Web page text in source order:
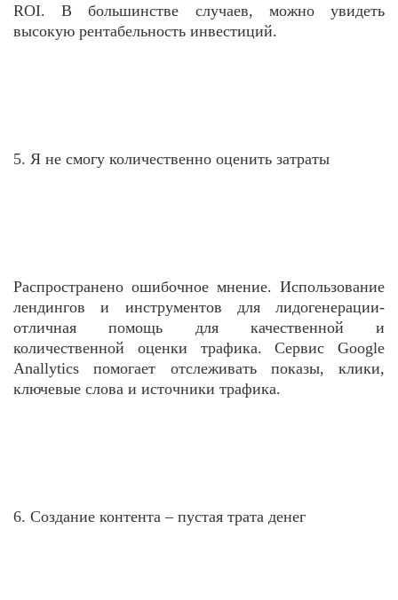
ROI. В большинстве случаев, можно увидеть
высокую рентабельность инвестиций.
5. Я не смогу количественно оценить затраты
Распространено ошибочное мнение. Использование
лендингов и инструментов для лидогенерации-
отличная помощь для качественной и
количественной оценки трафика. Сервис Google
Anallytics помогает отслеживать показы, клики,
ключевые слова и источники трафика.
6. Создание контента – пустая трата денег